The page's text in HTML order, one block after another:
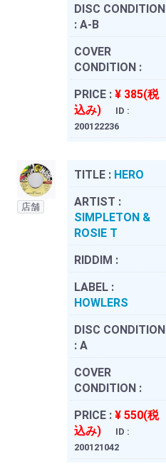
DISC CONDITION
: A-B
COVER
CONDITION :
PRICE : ¥ 385(税
込み)
ID :
200122236
店舗
TITLE : HERO
ARTIST :
SIMPLETON &
ROSIE T
RIDDIM :
LABEL :
HOWLERS
DISC CONDITION
: A
COVER
CONDITION :
PRICE : ¥ 550(税
込み)
ID :
200121042